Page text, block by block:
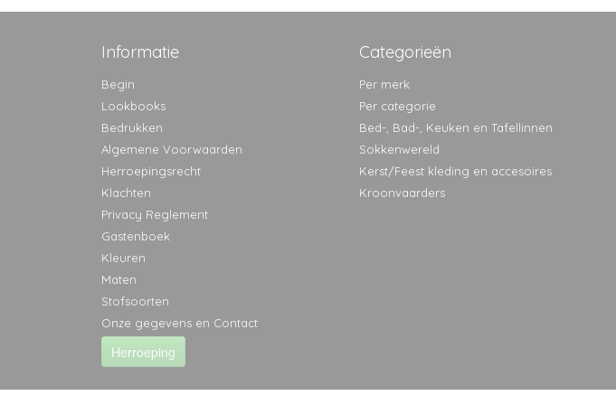
Informatie
Begin
Lookbooks
Bedrukken
Algemene Voorwaarden
Herroepingsrecht
Klachten
Privacy Reglement
Gastenboek
Kleuren
Maten
Stofsoorten
Onze gegevens en Contact
Herroeping
Categorieën
Per merk
Per categorie
Bed-, Bad-, Keuken en Tafellinnen
Sokkenwereld
Kerst/Feest kleding en accesoires
Kroonvaarders